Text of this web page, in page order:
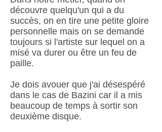
découvre quelqu'un qui a du
succès, on en tire une petite gloire
personnelle mais on se demande
toujours si l'artiste sur lequel on a
misé va durer ou être un feu de
paille.
Je dois avouer que j'ai désespéré
dans le cas de Bazini car il a mis
beaucoup de temps à sortir son
deuxième disque.